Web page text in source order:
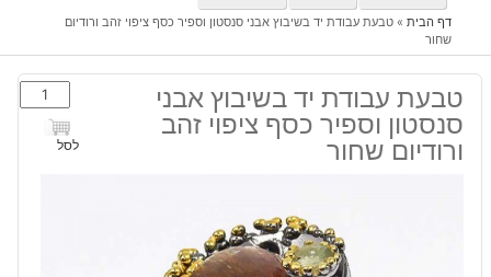
דף הבית» טבעת עבודת יד בשיבוץ אבני סנסטון וספיר כסף ציפוי זהב ורודיום
שחור
טבעת עבודת יד בשיבוץ אבני
סנסטון וספיר כסף ציפוי זהב
ורודיום שחור
כמות
של
טבעת
לסל